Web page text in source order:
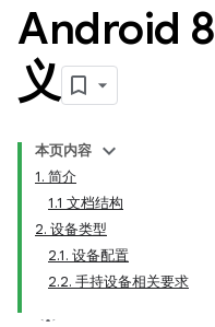
Android 8
义
本页内容
1. 简介
1.1 文档结构
2. 设备类型
2.1. 设备配置
2.2. 手持设备相关要求